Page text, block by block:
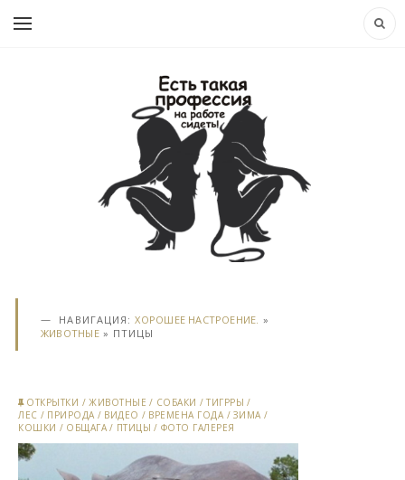
НАВИГАЦИЯ:ХОРОШЕЕ НАСТРОЕНИЕ. »
ЖИВОТНЫЕ» ПТИЦЫ
ОТКРЫТКИ /ЖИВОТНЫЕ / СОБАКИ /ТИГРРЫ /
ЛЕС / ПРИРОДА / ВИДЕО / ВРЕМЕНА ГОДА / ЗИМА /
КОШКИ / ОБЩАГА / ПТИЦЫ / ФОТО ГАЛЕРЕЯ